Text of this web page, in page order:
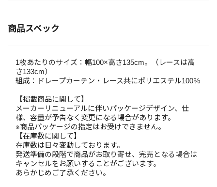
商品スペック
1枚あたりのサイズ：幅100×高さ135cm。（レースは高
さ133cm）
組成：ドレープカーテン・レース共にポリエステル100％
【掲載商品に関して】
メーカーリニューアルに伴いパッケージデザイン、仕
様、容量が予告なく変更になる場合があります。
※商品パッケージの指定はお受けできません。
【在庫数に関して】
在庫数は日々変動しております。
発送準備の段階で商品がお取り寄せ、完売となる場合は
キャンセルをお願いすることがございます。
あらかじめご了承ください。